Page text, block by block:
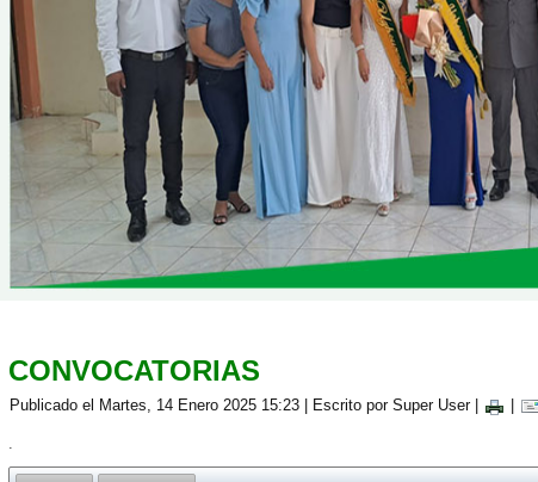
CONVOCATORIAS
Publicado el Martes, 14 Enero 2025 15:23 Escrito por Super User|
.